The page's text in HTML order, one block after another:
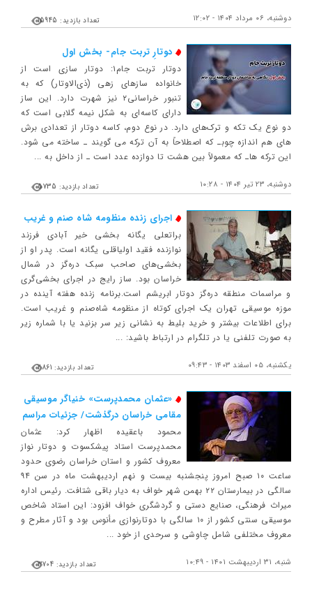
دوشنبه، ۰۶ مرداد ۱۴۰۴ - ۱۲:۰۲ تعداد بازدید: 15945
دوتارِ تربت جام- بخش اول
دوتار تربت جام۱: دوتار سازی است از
خانواده سازهای زهی (ذی‌‎الاوتار) که به
تنبور خراسانی۲ نیز شهرت دارد. این ساز
دارای کاسه‌ای به شکل نیمه گلابی است که
های هم اندازه چوب‎ـ که اصطلاحاً به آن ترکه می‎ گویند ـ ساخته می‎ شود.
این ترکه‎ ها‎ـ که معمولاً بین هشت تا دوازده عدد است ـ از داخل به ...
دوشنبه، ۲۳ تیر ۱۴۰۴ - ۱۰:۲۸ تعداد بازدید: 5735
اجرای زنده منظومه شاه صنم و غریب
براتعلی یگانه بخشی خیر آبادی فرزند
نوازنده فقید اولیاقلی یگانه است. پدر او از
بخشی‌های صاحب سبک دره‌گز در شمال
خراسان بود. ساز رایج در اجرای بخشی‌گری
و مراسمات منطقه دره‌گز دوتار ابریشم است.برنامه زنده هفته آینده در
موزه موسیقی تهران یک اجرای کوتاه از منظومه شاه‌صنم و غریب است.
برای اطلاعات بیشتر و خرید بلیط به نشانی زیر سر بزنید یا با شماره زیر
به صورت تلفنی یا در تلگرام در ارتباط باشید: ...
یکشنبه، ۰۵ اسفند ۱۴۰۳ - ۰۹:۴۳ تعداد بازدید: 2861
«عثمان محمدپرست» خنیاگر موسیقی
مقامی خراسان درگذشت/ جزئیات مراسم
محمود باعقیده اظهار کرد: عثمان
محمدپرست استاد پیشکسوت و دوتار نواز
معروف کشور و استان خراسان رضوی حدود
ساعت ۱۰ صبح امروز پنجشنبه بیست و نهم اردیبهشت ماه در سن ۹۴
سالگی در بیمارستان ۲۲ بهمن شهر خواف به دیار باقی شتافت. رئیس اداره
میراث فرهنگی، صنایع دستی و گردشگری خواف افزود: این استاد شاخص
موسیقی سنتی کشور از ۱۰ سالگی با دوتارنوازی مأنوس بود و آثار مطرح و
معروف مختلفی شامل چاوشی و سرحدی از خود ...
شنبه، ۳۱ اردیبهشت ۱۴۰۱ - ۱۰:۴۹ تعداد بازدید: 3704